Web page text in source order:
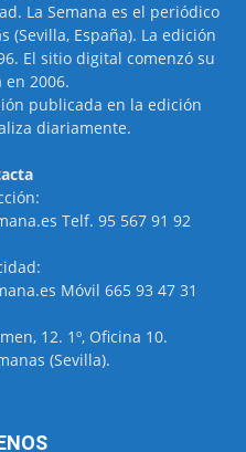
La Semana es el periódico
(Sevilla, España). La edición
El sitio digital comenzó su
2006.
publicada en la edición
diariamente.
Telf. 95 567 91 92
Móvil 665 93 47 31
12. 1º, Oficina 10.
(Sevilla).